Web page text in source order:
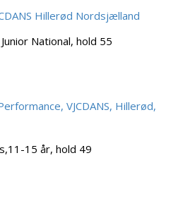
National, hold 55
15 år, hold 49